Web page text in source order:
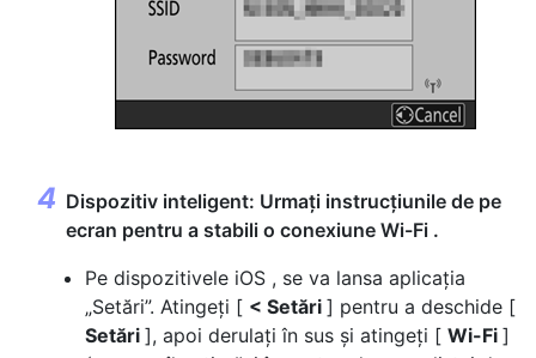
Dispozitiv inteligent: Urmați instrucțiunile de pe
ecran pentru a stabili o conexiune Wi-Fi .
Pe dispozitivele iOS , se va lansa aplicația
„Setări”. Atingeți [ < Setări ] pentru a deschide [
Setări ], apoi derulați în sus și atingeți [ Wi-Fi ]